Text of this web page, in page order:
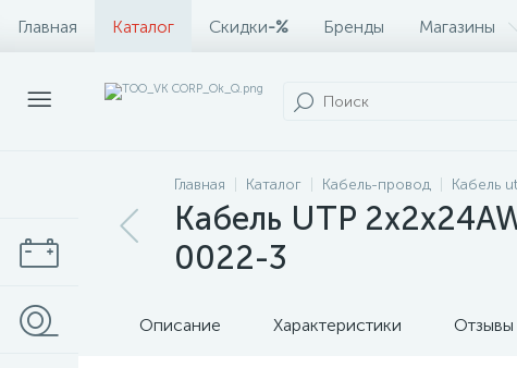
Главная Каталог Скидки-% Бренды Магазины
Главная Каталог Кабель-провод Кабель
Кабель UTP
0022-3
Описание Характеристики Отзывы